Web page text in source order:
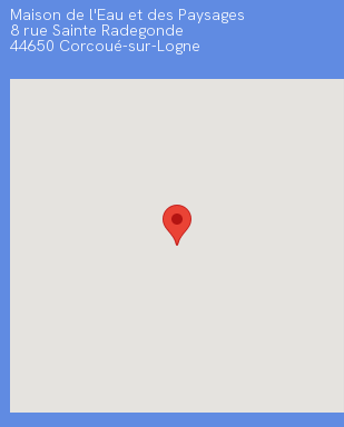
Maison de l'Eau et des Paysages
8 rue Sainte Radegonde
44650 Corcoué-sur-Logne